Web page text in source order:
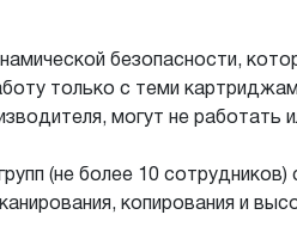
безопасности,
только с теми
могут не работать
(не более 10
копирования и